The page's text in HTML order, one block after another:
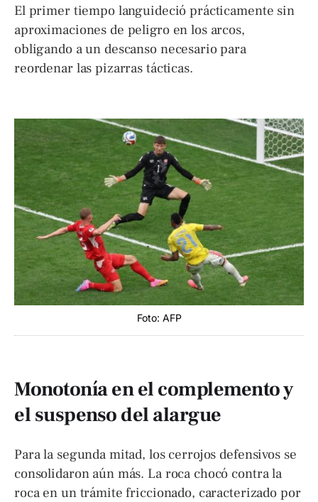
El primer tiempo languideció prácticamente sin
aproximaciones de peligro en los arcos,
obligando a un descanso necesario para
reordenar las pizarras tácticas.
Foto: AFP
Monotonía en el complemento y
el suspenso del alargue
Para la segunda mitad, los cerrojos defensivos se
consolidaron aún más. La roca chocó contra la
roca en un trámite friccionado, caracterizado por